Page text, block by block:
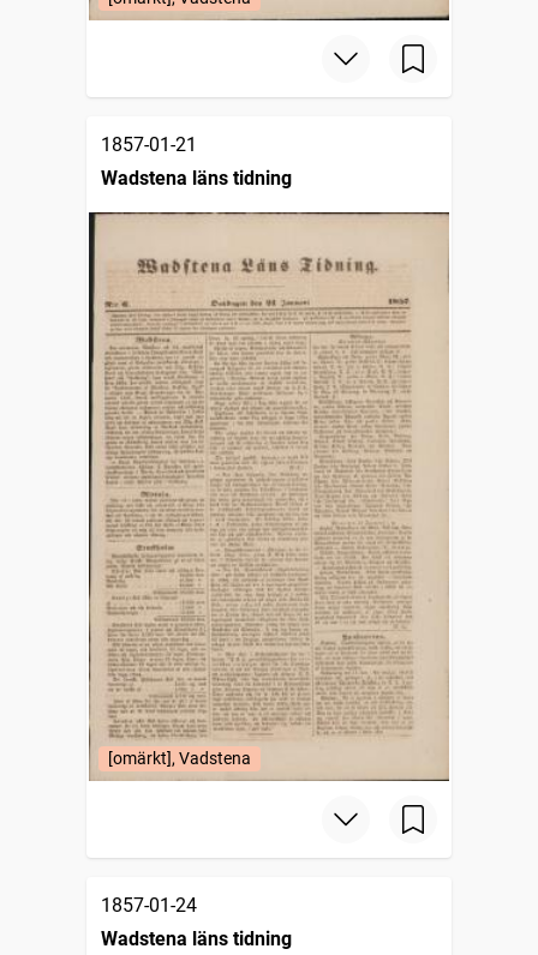
1857-01-21
Wadstena läns tidning
[omärkt], Vadstena
1857-01-24
Wadstena läns tidning